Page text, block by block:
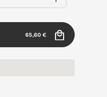
65,60 €